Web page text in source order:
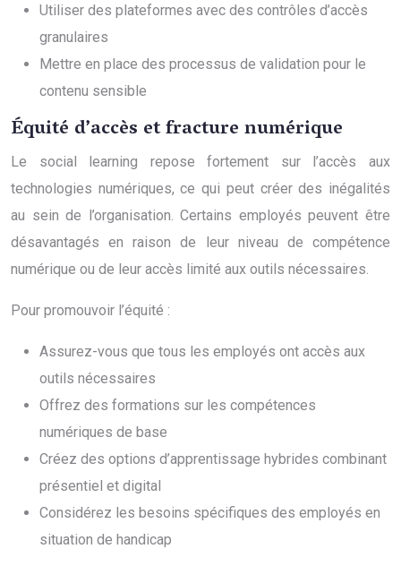
Utiliser des plateformes avec des contrôles d’accès
granulaires
Mettre en place des processus de validation pour le
contenu sensible
Équité d’accès et fracture numérique
Le social learning repose fortement sur l’accès aux
technologies numériques, ce qui peut créer des inégalités
au sein de l’organisation. Certains employés peuvent être
désavantagés en raison de leur niveau de compétence
numérique ou de leur accès limité aux outils nécessaires.
Pour promouvoir l’équité :
Assurez-vous que tous les employés ont accès aux
outils nécessaires
Offrez des formations sur les compétences
numériques de base
Créez des options d’apprentissage hybrides combinant
présentiel et digital
Considérez les besoins spécifiques des employés en
situation de handicap